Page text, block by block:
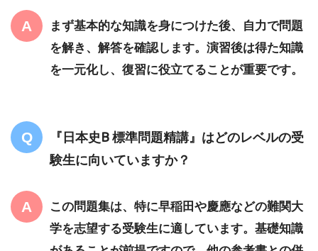
まず基本的な知識を身につけた後、自力で問題
を解き、解答を確認します。演習後は得た知識
を一元化し、復習に役立てることが重要です。
『日本史B 標準問題精講』はどのレベルの受
験生に向いていますか？
この問題集は、特に早稲田や慶應などの難関大
学を志望する受験生に適しています。基礎知識